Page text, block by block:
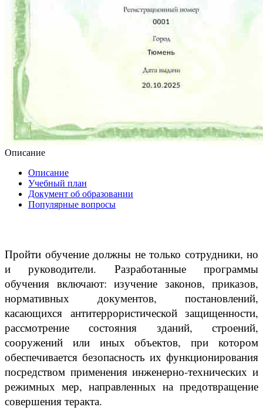
Описание
Описание
Учебный план
Документ об образовании
Популярные вопросы
Пройти обучение должны не только сотрудники, но
и руководители. Разработанные программы
обучения включают: изучение законов, приказов,
нормативных документов, постановлений,
касающихся антитеррористической защищенности,
рассмотрение состояния зданий, строений,
сооружений или иных объектов, при котором
обеспечивается безопасность их функционирования
посредством применения инженерно-технических и
режимных мер, направленных на предотвращение
совершения теракта.